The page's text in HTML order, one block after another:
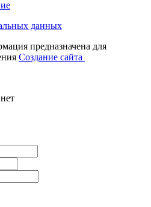
данных
предназначена для
Создание сайта